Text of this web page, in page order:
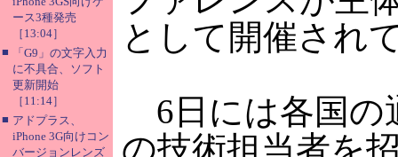
ース3種発売
［13:04］
■
「G9」の文字入力
に不具合、ソフト
更新開始
［11:14］
■ アドプラス、
iPhone 3G向けコン
バージョンレンズ
として開催され
6日には各国の
の技術担当者を